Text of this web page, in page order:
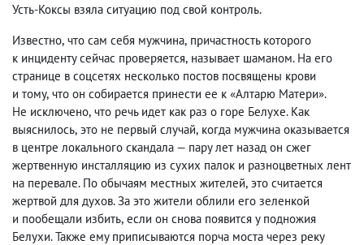
Усть-Коксы взяла ситуацию под свой контроль.
Известно, что сам себя мужчина, причастность которого
к инциденту сейчас проверяется, называет шаманом. На его
странице в соцсетях несколько постов посвящены крови
и тому, что он собирается принести ее к «Алтарю Матери».
Не исключено, что речь идет как раз о горе Белухе. Как
выяснилось, это не первый случай, когда мужчина оказывается
в центре локального скандала — пару лет назад он сжег
жертвенную инсталляцию из сухих палок и разноцветных лент
на перевале. По обычаям местных жителей, это считается
жертвой для духов. За это жители облили его зеленкой
и пообещали избить, если он снова появится у подножия
Белухи. Также ему приписываются порча моста через реку